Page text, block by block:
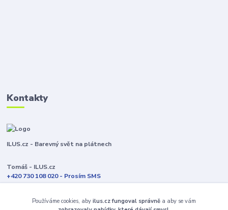
Kontakty
ILUS.cz - Barevný svět na plátnech
Tomáš - ILUS.cz
+420 730 108 020 - Prosím SMS
Jsme většinu času ve výrobě
info@ilus.cz
Používáme cookies, aby ilus.cz fungoval správně a aby se vám